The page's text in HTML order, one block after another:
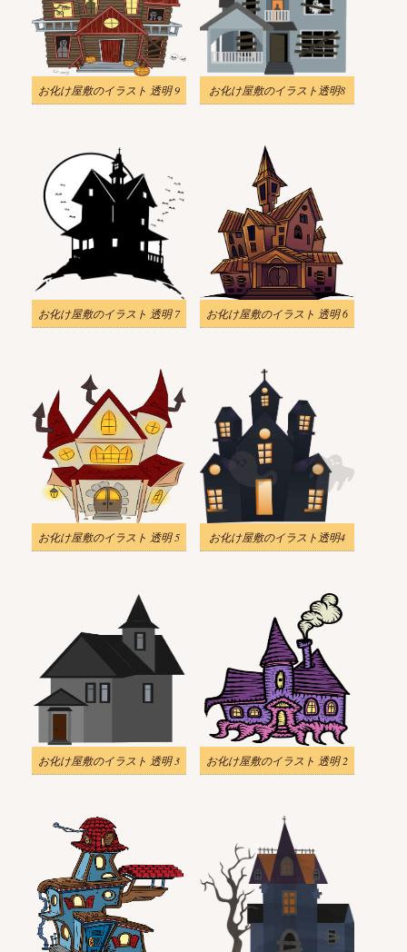
お化け屋敷のイラスト 透明 9 お化け屋敷のイラスト透明8
お化け屋敷のイラスト 透明 7 お化け屋敷のイラスト 透明 6
お化け屋敷のイラスト 透明 5 お化け屋敷のイラスト透明4
お化け屋敷のイラスト 透明 3 お化け屋敷のイラスト 透明 2